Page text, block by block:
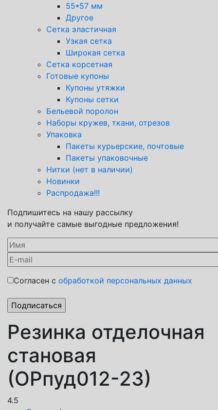
55*57 мм
Другое
Сетка эластичная
Узкая сетка
Широкая сетка
Сетка корсетная
Готовые купоны
Купоны утяжки
Купоны сетки
Бельевой поролон
Наборы кружев, ткани, отрезов
Упаковка
Пакеты курьерские, почтовые
Пакеты упаковочные
Нитки (нет в наличии)
Новинки
Распродажа!!!
Подпишитесь на нашу рассылку
и получайте самые выгодные предложения!
Согласен с обработкой персональных данных
Резинка отделочная
становая
(ОРпуд012-23)
4.5